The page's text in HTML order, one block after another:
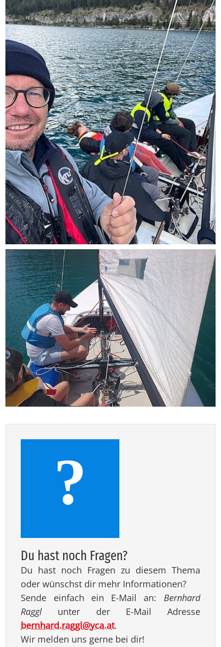
?
Du hast noch Fra­gen?
Du hast noch Fragen zu diesem Thema
oder wünschst dir mehr Informationen?
Sende einfach ein E-Mail an: Bernhard
Raggl unter der E-Mail Adresse
bernhard.raggl@yca.at.
Wir melden uns gerne bei dir!